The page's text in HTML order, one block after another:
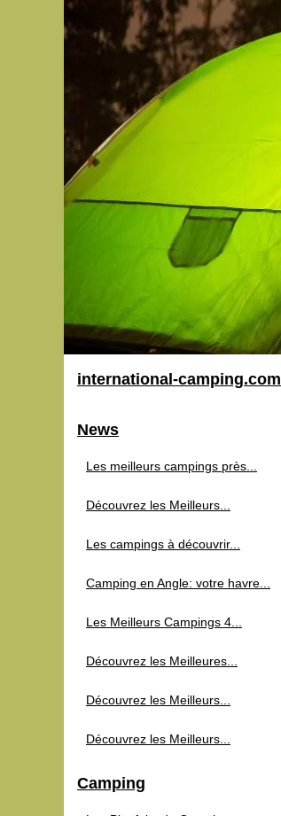
international-camping.com
News
Les meilleurs campings près...
Découvrez les Meilleurs...
Les campings à découvrir...
Camping en Angle: votre havre...
Les Meilleurs Campings 4...
Découvrez les Meilleures...
Découvrez les Meilleurs...
Découvrez les Meilleurs...
Camping